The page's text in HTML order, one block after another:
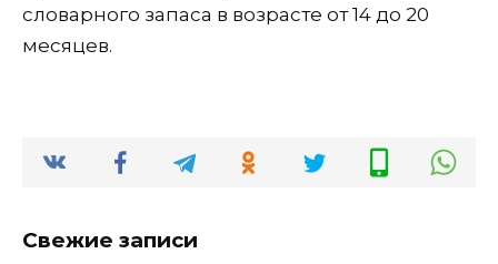
словарного запаса в возрасте от 14 до 20
месяцев.
Свежие записи